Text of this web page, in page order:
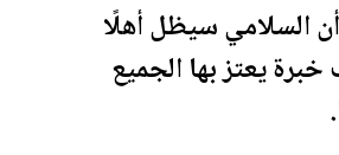
السلامي سيظل أهلًا
يعتز بها الجميع